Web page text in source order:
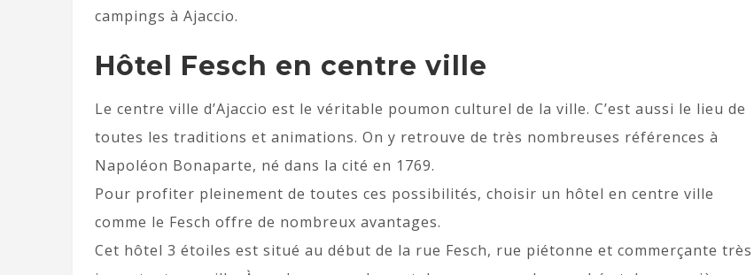
campings à Ajaccio.
Hôtel Fesch en centre ville
Le centre ville d’Ajaccio est le véritable poumon culturel de la ville. C’est aussi le lieu de
toutes les traditions et animations. On y retrouve de très nombreuses références à
Napoléon Bonaparte, né dans la cité en 1769.
Pour profiter pleinement de toutes ces possibilités, choisir un hôtel en centre ville
comme le Fesch offre de nombreux avantages.
Cet hôtel 3 étoiles est situé au début de la rue Fesch, rue piétonne et commerçante très